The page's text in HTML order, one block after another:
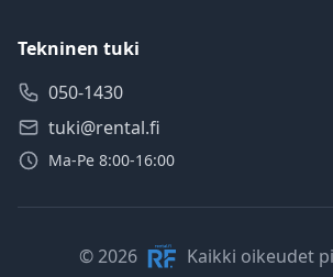
Tekninen tuki
050-1430
tuki@rental.fi
Ma-Pe 8:00-16:00
© 2026 Kaikki oikeudet